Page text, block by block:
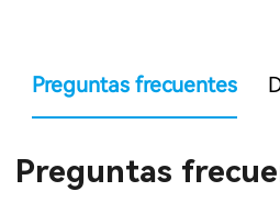
Preguntas frecuentes
Preguntas